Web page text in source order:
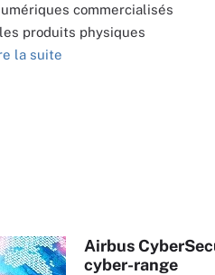
commercialisés
produits physiques
la suite
Airbus
cyber-range